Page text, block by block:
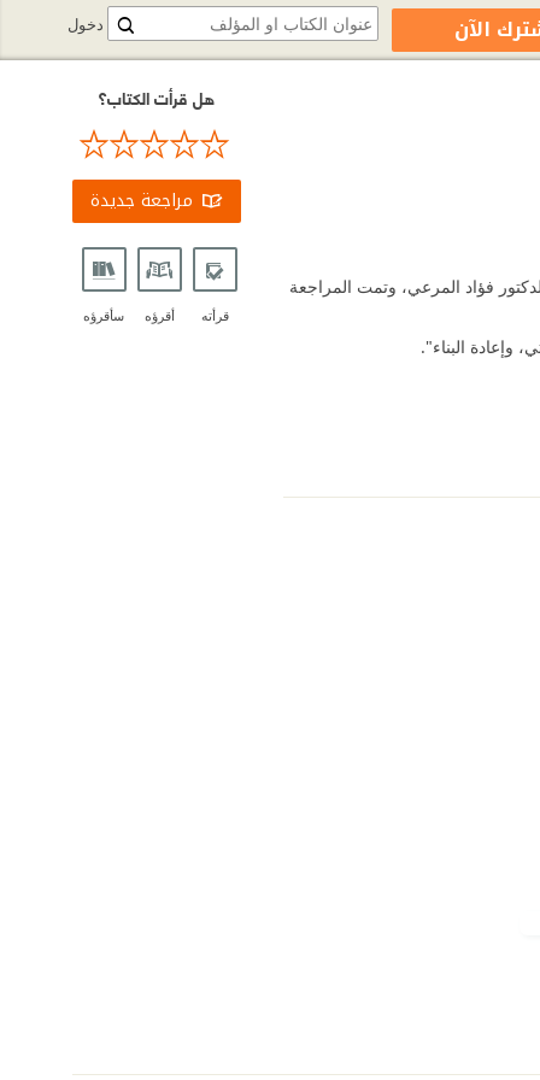
فؤاد المرعي، وتمت المراجعة
وإعادة البناء".
هل قرأت الكتاب؟
مراجعة جديدة
قرأته أقرؤه سأقرؤه
دخول الآن